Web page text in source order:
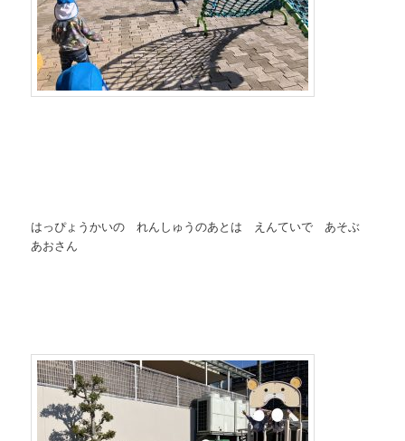
はっぴょうかいの れんしゅうのあとは えんていで あそぶ
あおさん